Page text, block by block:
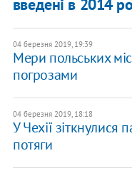
введені в 2014
04 березня 2019, 19:39
Мери польських
погрозами
04 березня 2019, 18:18
У Чехії
потяги